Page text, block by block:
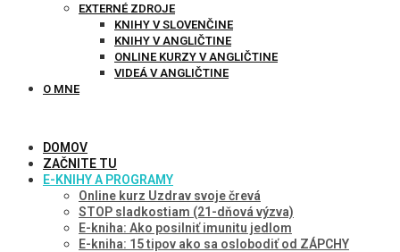
EXTERNÉ ZDROJE
KNIHY V SLOVENČINE
KNIHY V ANGLIČTINE
ONLINE KURZY V ANGLIČTINE
VIDEÁ V ANGLIČTINE
O MNE
DOMOV
ZAČNITE TU
E-KNIHY A PROGRAMY
Online kurz Uzdrav svoje črevá
STOP sladkostiam (21-dňová výzva)
E-kniha: Ako posilniť imunitu jedlom
E-kniha: 15 tipov ako sa oslobodiť od ZÁPCHY